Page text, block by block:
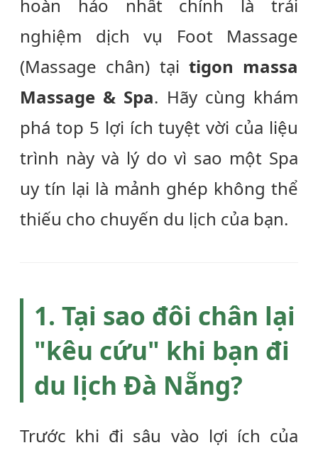
hoàn hảo nhất chính là trải
nghiệm dịch vụ Foot Massage
(Massage chân) tại tigon massa
Massage & Spa. Hãy cùng khám
phá top 5 lợi ích tuyệt vời của liệu
trình này và lý do vì sao một Spa
uy tín lại là mảnh ghép không thể
thiếu cho chuyến du lịch của bạn.
1. Tại sao đôi chân lại
"kêu cứu" khi bạn đi
du lịch Đà Nẵng?
Trước khi đi sâu vào lợi ích của